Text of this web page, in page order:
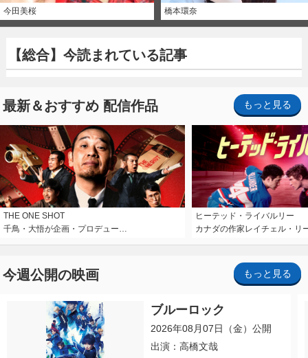
今田美桜 橋本環奈
【総合】今読まれている記事
最新＆おすすめ 配信作品 もっと見る
THE ONE SHOT
千鳥・大悟が企画・プロデュー…
ヒーテッド・ライバルリー
カナダの作家レイチェル・リ
今週公開の映画 もっと見る
ブルーロック
2026年08月07日（金）公開
出演：高橋文哉